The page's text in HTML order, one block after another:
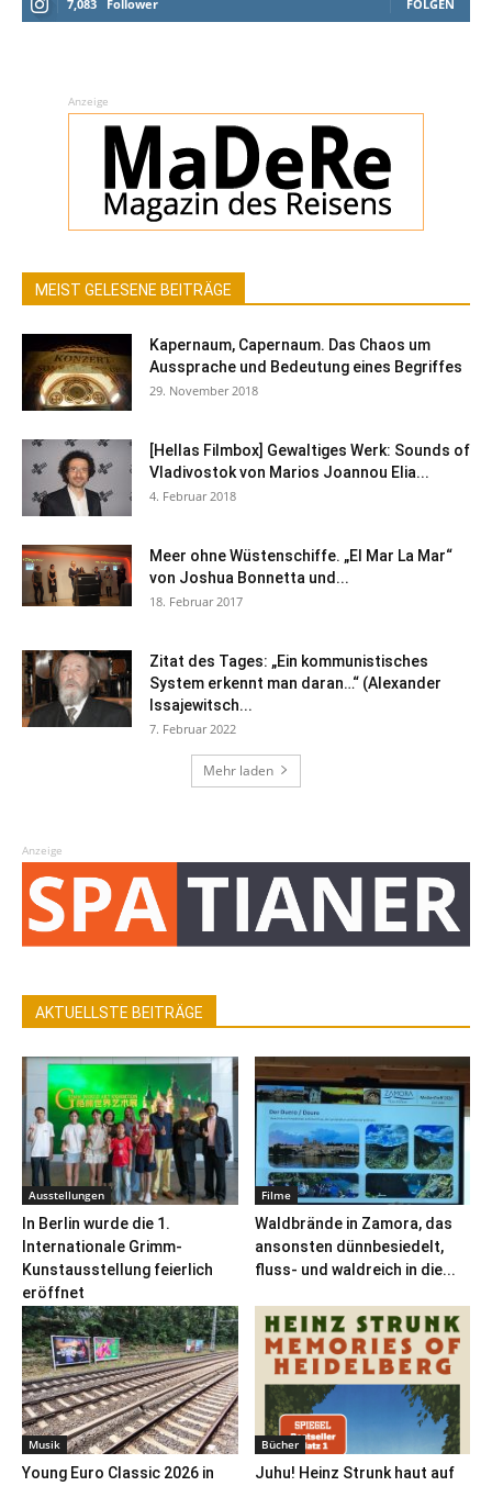
7,083 Follower FOLGEN
Anzeige
MEIST GELESENE BEITRÄGE
Kapernaum, Capernaum. Das Chaos um
Aussprache und Bedeutung eines Begriffes
29. November 2018
[Hellas Filmbox] Gewaltiges Werk: Sounds of
Vladivostok von Marios Joannou Elia...
4. Februar 2018
Meer ohne Wüstenschiffe. „El Mar La Mar“
von Joshua Bonnetta und...
18. Februar 2017
Zitat des Tages: „Ein kommunistisches
System erkennt man daran…“ (Alexander
Issajewitsch...
7. Februar 2022
Mehr laden
Anzeige
AKTUELLSTE BEITRÄGE
Ausstellungen
In Berlin wurde die 1.
Internationale Grimm-
Kunstausstellung feierlich
eröffnet
Filme
Waldbrände in Zamora, das
ansonsten dünnbesiedelt,
fluss- und waldreich in die...
Musik
Young Euro Classic 2026 in
Bücher
Juhu! Heinz Strunk haut auf